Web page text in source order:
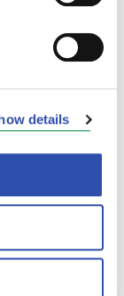
details
eli laitteita,